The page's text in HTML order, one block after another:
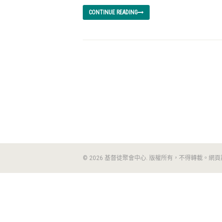
CONTINUE READING
© 2026 基督徒聚會中心. 版權所有，不得轉載。網頁